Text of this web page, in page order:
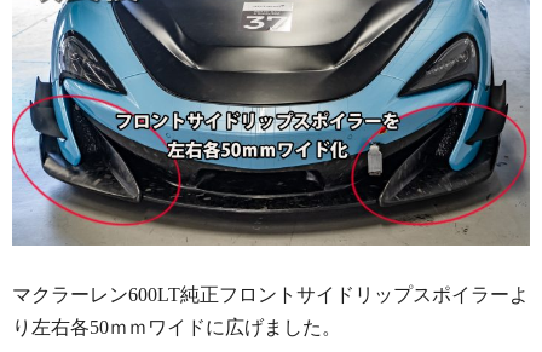
マクラーレン600LT純正フロントサイドリップスポイラーよ
り左右各50ｍｍワイドに広げました。